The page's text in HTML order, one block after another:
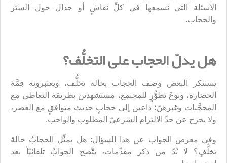
الأسئلة التي نسمعها في كلِّ نقاشٍ أو جدال حول الستر
والحجاب.
هل يدلّ الحجاب على التخلُّف؟
يستنكر البعض وصف الحجاب بحالة تخلُّف، ويعتبرونه قِمَّةَ
الحضارة، ونوعَ تطوُّرٍ للمجتمع، مستشهدين بطريقة التعاطي مع
المحجَّبات وغيرهنّ؛ داعين إلى حجابٍ حديث متوافقٍ مع العصر،
ولا يخرج عن حدِّ الالتزام الشرعيّ المطلوب والواجب.
وفي معرض الجواب عن هذا السؤال: هل يمثِّل الحجابُ حالةَ
تخلُّفٍ؟ لا بُدّ من ذكر مقدِّمات، يتَّضح الجوابُ تلقائيّاً بعد